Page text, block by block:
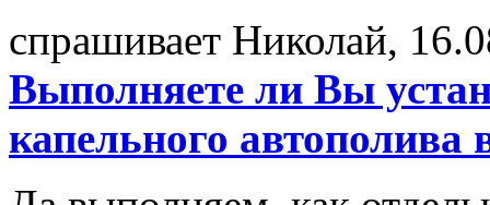
спрашивает Николай,
Выполняете ли Вы
капельного автополива